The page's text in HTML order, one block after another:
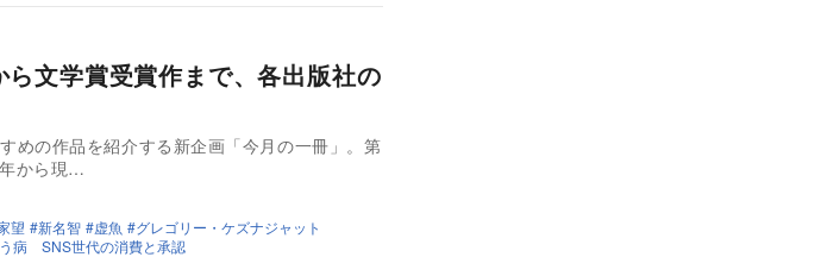
ら文学賞受賞作まで、各出版社の
めの作品を紹介する新企画「今月の一冊」。第
から現…
望 新名智 虚魚
グレゴリー・ケズナジャット
う病 SNS世代の消費と承認